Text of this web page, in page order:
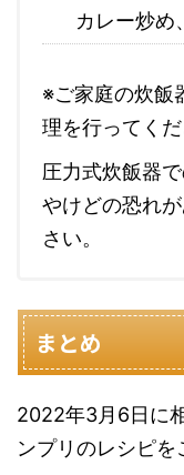
カレー炒め
※ご家庭の炊飯
理を行ってくだ
圧力式炊飯器
やけどの恐れ
さい。
まとめ
2022年3月6日に
ンプリのレシピを